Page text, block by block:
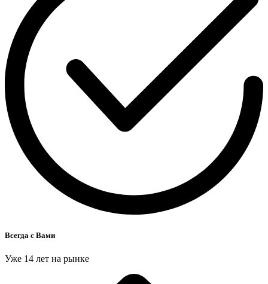
Всегда с Вами
Уже 14 лет на рынке